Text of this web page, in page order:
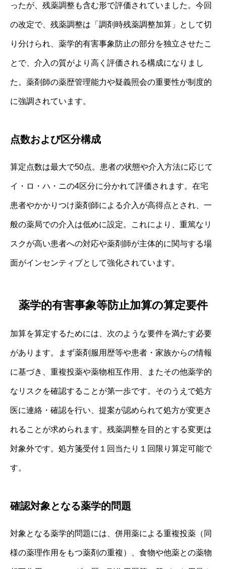
ったが、残薬調整も含む形で評価されていました。今回
の改定で、残薬調整は「調剤時残薬調整加算」として切
り分けられ、薬学的有害事象防止の部分を独立させたこ
とで、介入の質がより高く評価される構成になりまし
た。薬剤師の薬歴管理能力や疑義照会の重要性が制度的
に強調されています。
点数および区分構成
算定点数は最大で50点。患者の状態や介入方法に応じて
イ・ロ・ハ・ニの4区分に分かれて評価されます。在宅
患者やかかりつけ薬剤師による介入が高得点とされ、一
般の薬局での介入は低めに設定。これにより、重篤なリ
スクが高い患者への対応や薬剤師が主体的に関与する場
面がインセンティブとして強化されています。
薬学的有害事象等防止加算の算定要件
加算を算定するためには、次のような要件を満たす必要
があります。まず薬剤服用歴等や患者・家族からの情報
に基づき、重複投薬や薬物相互作用、またその他薬学的
なリスクを確認することが第一歩です。そのうえで処方
医に連絡・確認を行い、提案が認められて処方が変更さ
れることが求められます。残薬調整を目的とする変更は
対象外です。処方箋受付１回当たり１回限り算定可能で
す。
確認対象となる薬学的問題
対象となる薬学的問題には、併用薬による重複投薬（同
様の薬理作用をもつ薬剤の重複）、食物や他薬との薬物